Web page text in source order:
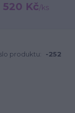
520 Kč/ks
produktu: -252